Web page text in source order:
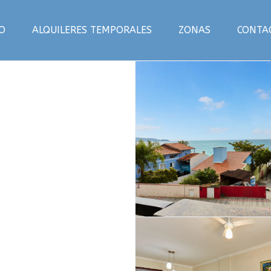
ALQUILERES TEMPORALES ZONAS